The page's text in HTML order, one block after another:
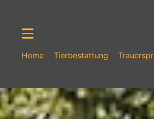
springen
Home Tierbestattung